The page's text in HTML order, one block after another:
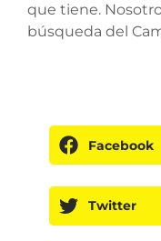
que tiene.
búsqueda del
Facebook
Twitter